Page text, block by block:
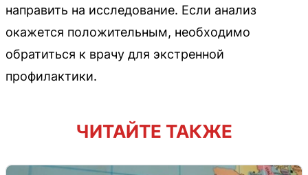
направить на исследование. Если анализ
окажется положительным, необходимо
обратиться к врачу для экстренной
профилактики.
ЧИТАЙТЕ ТАКЖЕ